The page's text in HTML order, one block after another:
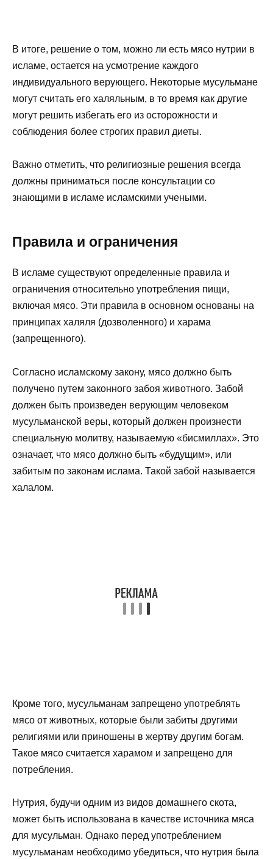
В итоге, решение о том, можно ли есть мясо нутрии в
исламе, остается на усмотрение каждого
индивидуального верующего. Некоторые мусульмане
могут считать его халяльным, в то время как другие
могут решить избегать его из осторожности и
соблюдения более строгих правил диеты.
Важно отметить, что религиозные решения всегда
должны приниматься после консультации со
знающими в исламе исламскими учеными.
Правила и ограничения
В исламе существуют определенные правила и
ограничения относительно употребления пищи,
включая мясо. Эти правила в основном основаны на
принципах халяля (дозволенного) и харама
(запрещенного).
Согласно исламскому закону, мясо должно быть
получено путем законного забоя животного. Забой
должен быть произведен верующим человеком
мусульманской веры, который должен произнести
специальную молитву, называемую «бисмиллах». Это
означает, что мясо должно быть «будущим», или
забитым по законам ислама. Такой забой называется
халалом.
Кроме того, мусульманам запрещено употреблять
мясо от животных, которые были забиты другими
религиями или приношены в жертву другим богам.
Такое мясо считается харамом и запрещено для
потребления.
Нутрия, будучи одним из видов домашнего скота,
может быть использована в качестве источника мяса
для мусульман. Однако перед употреблением
мусульманам необходимо убедиться, что нутрия была